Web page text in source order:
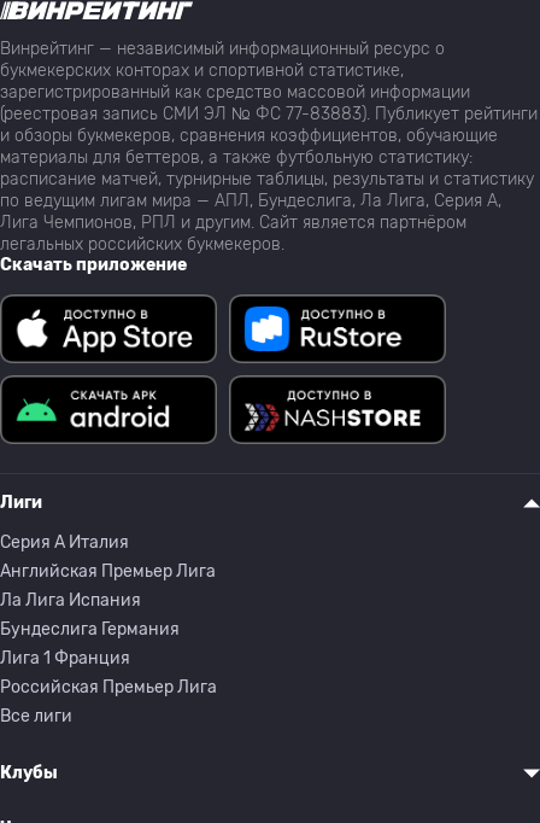
Винрейтинг — независимый информационный ресурс о
букмекерских конторах и спортивной статистике,
зарегистрированный как средство массовой информации
(реестровая запись СМИ ЭЛ № ФС 77-83883). Публикует рейтинги
и обзоры букмекеров, сравнения коэффициентов, обучающие
материалы для беттеров, а также футбольную статистику:
расписание матчей, турнирные таблицы, результаты и статистику
по ведущим лигам мира — АПЛ, Бундеслига, Ла Лига, Серия А,
Лига Чемпионов, РПЛ и другим. Сайт является партнёром
легальных российских букмекеров.
Скачать приложение
Лиги
Серия A Италия
Английская Премьер Лига
Ла Лига Испания
Бундеслига Германия
Лига 1 Франция
Российская Премьер Лига
Все лиги
Клубы